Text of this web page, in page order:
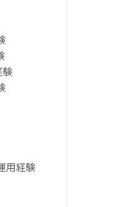
験
用経験